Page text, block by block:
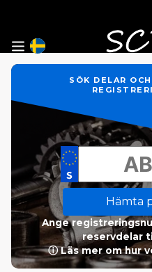
SÖK DELAR
Hämta
Ange
reservdelar
ⓘ Läs mer om hur